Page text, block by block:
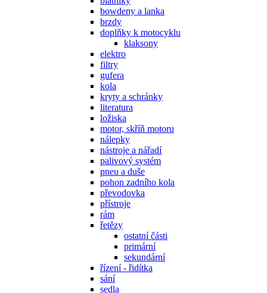
bowdeny a lanka
brzdy
doplňky k motocyklu
klaksony
elektro
filtry
gufera
kola
kryty a schránky
literatura
ložiska
motor, skříň motoru
nálepky
nástroje a nářadí
palivový systém
pneu a duše
pohon zadního kola
převodovka
přístroje
rám
řetězy
ostatní části
primární
sekundární
řízení - řidítka
sání
sedla